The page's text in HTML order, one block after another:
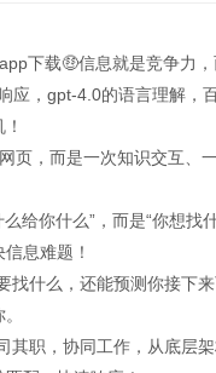
下载🤑信息就是竞争力
应，gpt-4.0的语言理解，
页，而是一次知识交互、
么给你什么”，而是“你想
息难题！
找什么，还能预测你接下
其职，协同工作，从底层